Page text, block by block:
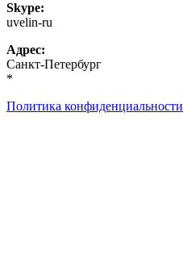
Skype:
uvelin-ru
Адрес:
Санкт-Петербург
*
Политика конфиденциальности